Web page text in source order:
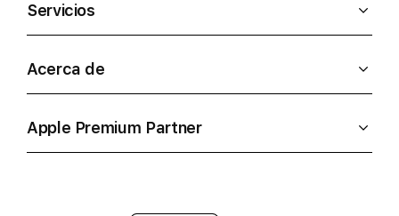
Servicios
Acerca de
Apple Premium Partner